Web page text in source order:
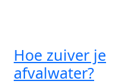
Hoe zuiver je
afvalwater?